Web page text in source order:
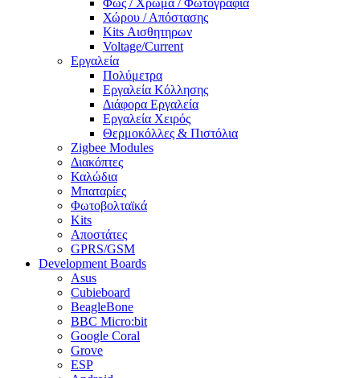
Φως / Χρωμα / Φωτογραφία
Χώρου / Απόστασης
Kits Αισθητηρων
Voltage/Current
Εργαλεία
Πολύμετρα
Εργαλεία Κόλλησης
Διάφορα Εργαλεία
Εργαλεία Χειρός
Θερμοκόλλες & Πιστόλια
Zigbee Modules
Διακόπτες
Καλώδια
Μπαταρίες
Φωτοβολταϊκά
Kits
Αποστάτες
GPRS/GSM
Development Boards
Asus
Cubieboard
BeagleBone
BBC Micro:bit
Google Coral
Grove
ESP